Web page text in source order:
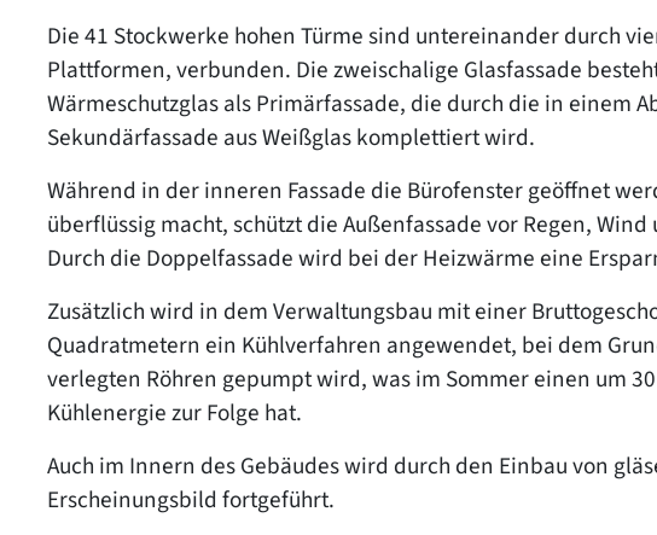
Die 41 Stockwerke hohen Türme sind untereinander durch
Plattformen, verbunden. Die zweischalige Glasfassade
Wärmeschutzglas als Primärfassade, die durch die in einem
Sekundärfassade aus Weißglas komplettiert wird.
Während in der inneren Fassade die Bürofenster geöffnet
überflüssig macht, schützt die Außenfassade vor Regen, Wind
Durch die Doppelfassade wird bei der Heizwärme eine
Zusätzlich wird in dem Verwaltungsbau mit einer
Quadratmetern ein Kühlverfahren angewendet, bei dem
verlegten Röhren gepumpt wird, was im Sommer einen um
Kühlenergie zur Folge hat.
Auch im Innern des Gebäudes wird durch den Einbau von
Erscheinungsbild fortgeführt.